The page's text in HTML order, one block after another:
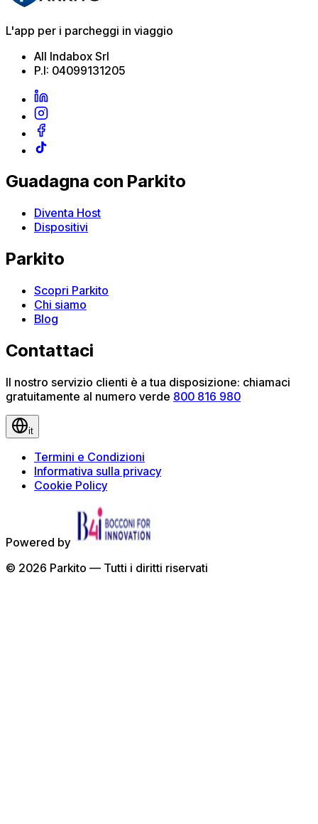
L'app per i parcheggi in viaggio
All Indabox Srl
P.I: 04099131205
Guadagna con Parkito
Diventa Host
Dispositivi
Parkito
Scopri Parkito
Chi siamo
Blog
Contattaci
Il nostro servizio clienti è a tua disposizione: chiamaci
gratuitamente al numero verde 800 816 980
it
Termini e Condizioni
Informativa sulla privacy
Cookie Policy
Powered by
© 2026 Parkito — Tutti i diritti riservati